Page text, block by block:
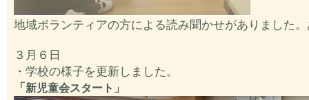
地域ボランティアの方による読み聞かせがありました
３月６日
・学校の様子を更新しました。
「 新児童会スタート」